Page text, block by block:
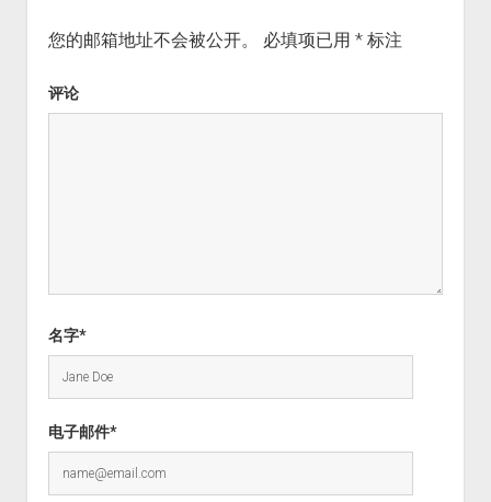
您的邮箱地址不会被公开。 必填项已用 *标注
评论
名字*
电子邮件*